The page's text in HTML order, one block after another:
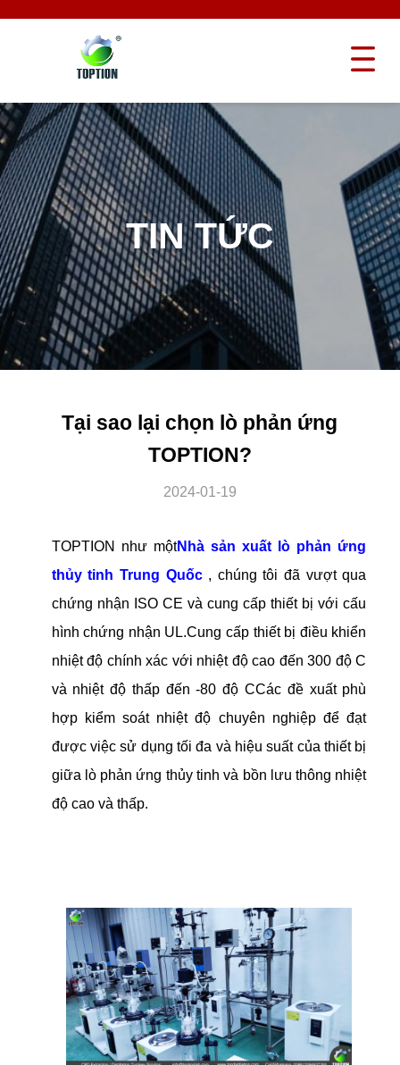
TIN TỨC
Tại sao lại chọn lò phản ứng
TOPTION?
2024-01-19
TOPTION như mộtNhà sản xuất lò phản ứng
thủy tinh Trung Quốc , chúng tôi đã vượt qua
chứng nhận ISO CE và cung cấp thiết bị với cấu
hình chứng nhận UL.Cung cấp thiết bị điều khiển
nhiệt độ chính xác với nhiệt độ cao đến 300 độ C
và nhiệt độ thấp đến -80 độ CCác đề xuất phù
hợp kiểm soát nhiệt độ chuyên nghiệp để đạt
được việc sử dụng tối đa và hiệu suất của thiết bị
giữa lò phản ứng thủy tinh và bồn lưu thông nhiệt
độ cao và thấp.